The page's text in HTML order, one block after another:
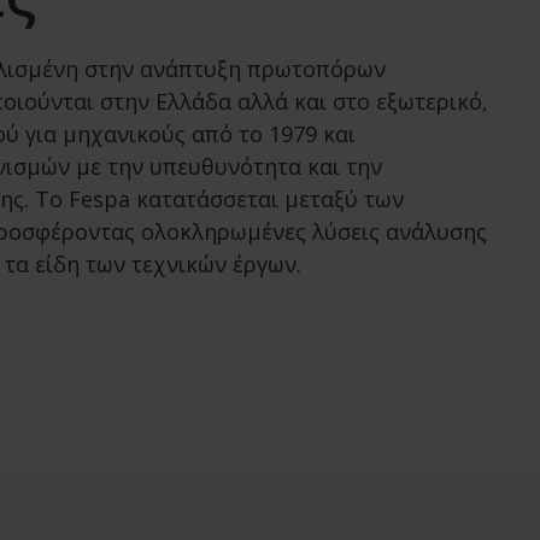
στην ανάπτυξη πρωτοπόρων
στην Ελλάδα αλλά και στο εξωτερικό,
για μηχανικούς από το 1979 και
με την υπευθυνότητα και την
Το Fespa κατατάσσεται μεταξύ των
ολοκληρωμένες λύσεις ανάλυσης
είδη των τεχνικών έργων.